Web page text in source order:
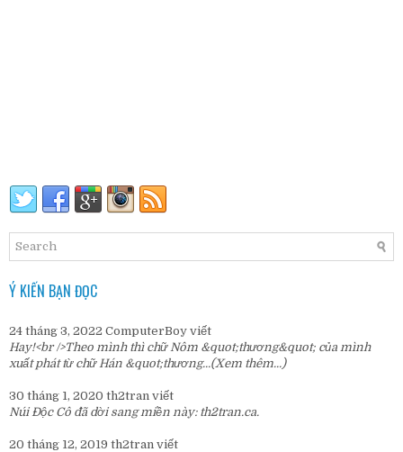
Ý KIẾN BẠN ĐỌC
24 tháng 3, 2022 ComputerBoy viết
Hay!<br />Theo mình thì chữ Nôm &quot;thương&quot; của mình
xuất phát từ chữ Hán &quot;thương...(Xem thêm...)
30 tháng 1, 2020 th2tran viết
Núi Độc Cô đã dời sang miền này: th2tran.ca.
20 tháng 12, 2019 th2tran viết